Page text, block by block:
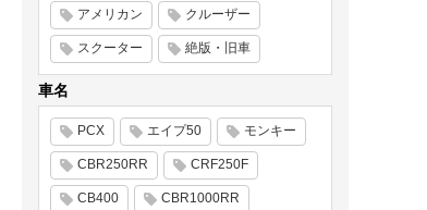
アメリカン クルーザー
スクーター 絶版・旧車
車名
PCX エイプ50 モンキー
CBR250RR CRF250F
CB400 CBR1000RR